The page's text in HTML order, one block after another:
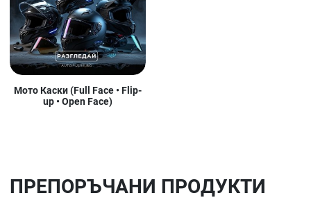
Мото Каски (Full Face • Flip-
up • Open Face)
ПРЕПОРЪЧАНИ ПРОДУКТИ